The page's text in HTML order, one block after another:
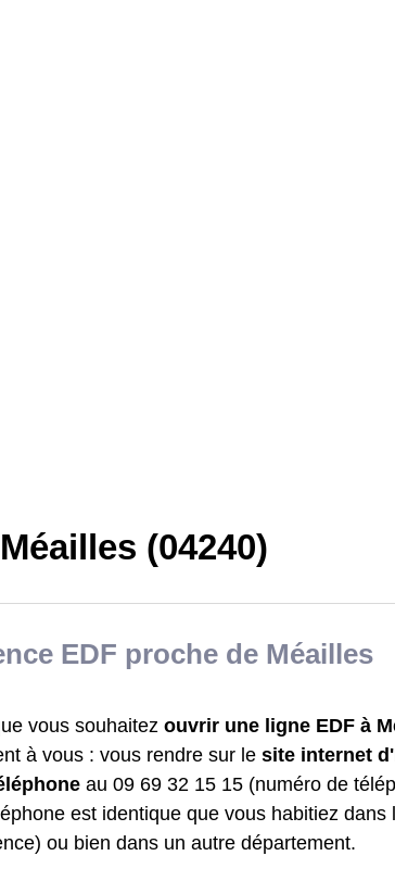
(04240)
EDF proche de Méailles
vous souhaitez ouvrir une ligne EDF à
à vous : vous rendre sur le site internet
au 09 69 32 15 15 (numéro de
est identique que vous habitiez
ou bien dans un autre département.